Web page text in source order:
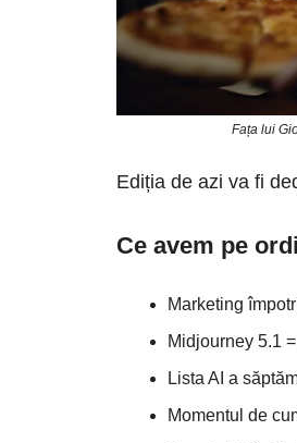
Fața lui
Ediția de azi va fi
Ce avem pe
Marketing
Midjourney 5.1
Lista AI a
Momentul de